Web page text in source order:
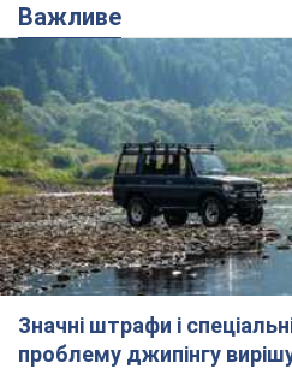
Важливе
Значні штрафи і
проблему джипінгу